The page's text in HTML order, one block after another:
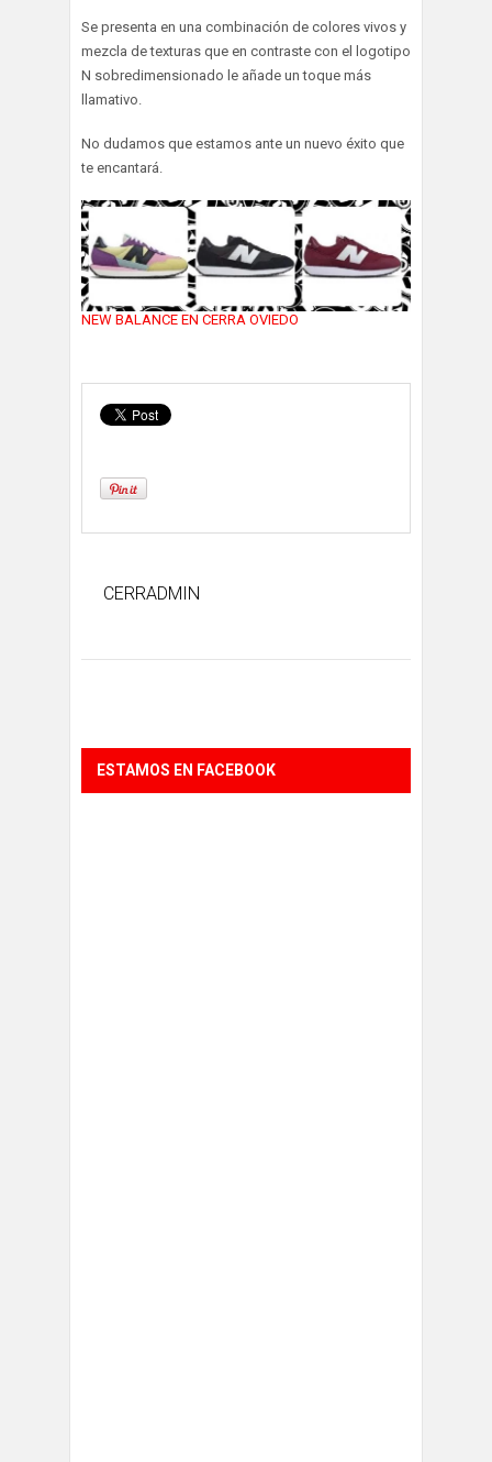
Se presenta en una combinación de colores vivos y
mezcla de texturas que en contraste con el logotipo
N sobredimensionado le añade un toque más
llamativo.
No dudamos que estamos ante un nuevo éxito que
te encantará.
NEW BALANCE EN CERRA OVIEDO
CERRADMIN
ESTAMOS EN FACEBOOK